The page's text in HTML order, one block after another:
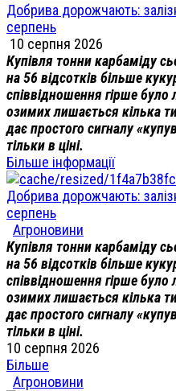
Добрива дорожчають:
серпень
10 серпня 2026
Купівля тонни карбаміду
на 56 відсотків більше
співвідношення гірше
озимих лишається кілька
дає простого сигналу
тільки в ціні.
Більше інформації
Добрива дорожчають:
серпень
Агроновини
Купівля тонни карбаміду
на 56 відсотків більше
співвідношення гірше
озимих лишається кілька
дає простого сигналу
тільки в ціні.
10 серпня 2026
Більше
Агроновини